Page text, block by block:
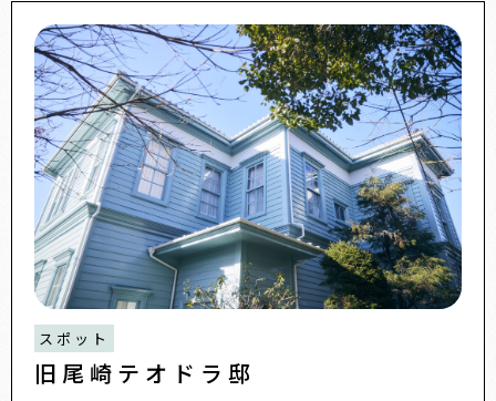
スポット
旧尾崎テオドラ邸